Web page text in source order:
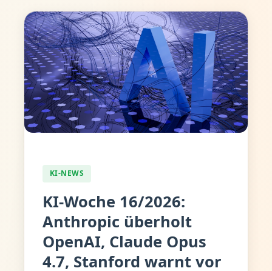
KI-NEWS
KI-Woche 16/2026:
Anthropic überholt
OpenAI, Claude Opus
4.7, Stanford warnt vor